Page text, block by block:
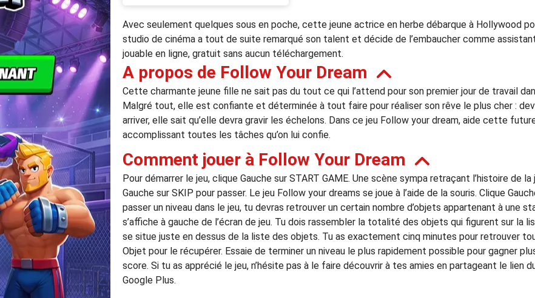
Avec seulement quelques sous en poche, cette jeune actrice en herbe débarque à Hollywood
studio de cinéma a tout de suite remarqué son talent et décide de l’embaucher comme
jouable en ligne, gratuit sans aucun téléchargement.
A propos de Follow Your Dream
Cette charmante jeune fille ne sait pas du tout ce qui l’attend pour son premier jour de travail
Malgré tout, elle est confiante et déterminée à tout faire pour réaliser son rêve le plus cher :
arriver, elle sait qu’elle devra gravir les échelons. Dans ce jeu Follow your dream, aide cette
accomplissant toutes les tâches qu’on lui confie.
Comment jouer à Follow Your Dream
Pour démarrer le jeu, clique Gauche sur START GAME. Une scène sympa retraçant l’histoire de la
Gauche sur SKIP pour passer. Le jeu Follow your dreams se joue à l’aide de la souris. Clique
passer un niveau dans le jeu, tu devras retrouver un certain nombre d’objets appartenant à une
s’affiche à gauche de l’écran de jeu. Tu dois rassembler la totalité des objets qui figurent sur la
se situe juste en dessus de la liste des objets. Tu as exactement cinq minutes pour retrouver
Objet pour le récupérer. Essaie de terminer un niveau le plus rapidement possible pour gagner
score. Si tu as apprécié le jeu, n’hésite pas à le faire découvrir à tes amies en partageant le lien
Google Plus.